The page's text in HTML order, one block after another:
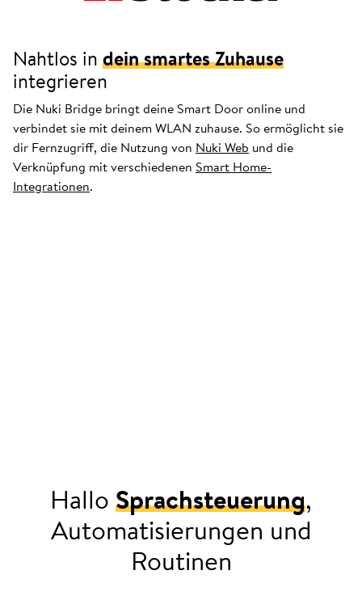
Nahtlos in dein smartes Zuhause
integrieren
Die Nuki Bridge bringt deine Smart Door online und
verbindet sie mit deinem WLAN zuhause. So ermöglicht sie
dir Fernzugriff, die Nutzung von Nuki Web und die
Verknüpfung mit verschiedenen Smart Home-
Integrationen.
HalloSprachsteuerung,
Automatisierungen und
Routinen